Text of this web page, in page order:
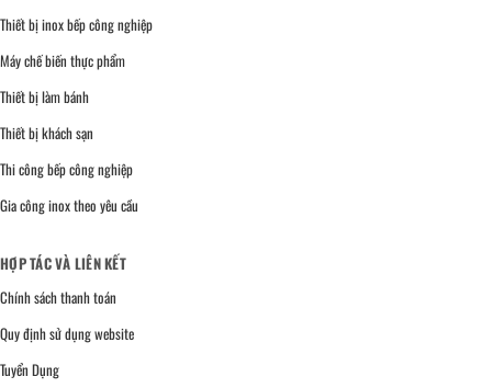
Thiết bị inox bếp công nghiệp
Máy chế biến thực phẩm
Thiết bị làm bánh
Thiết bị khách sạn
Thi công bếp công nghiệp
Gia công inox theo yêu cầu
HỢP TÁC VÀ LIÊN KẾT
Chính sách thanh toán
Quy định sử dụng website
Tuyển Dụng